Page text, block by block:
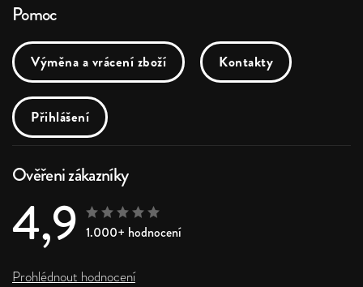
Pomoc
Výměna a vrácení zboží Kontakty
Přihlášení
Ověřeni zákazníky
4,9 1.000+ hodnocení
Prohlédnout hodnocení